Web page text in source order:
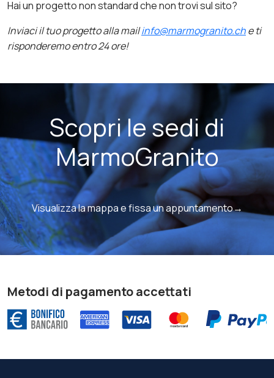
Hai un progetto non standard che non trovi sul sito?
Inviaci il tuo progetto alla mailinfo@marmogranito.che ti
risponderemo entro 24 ore!
Scopri le sedi di
MarmoGranito
Visualizza la mappa e fissa un appuntamento→
Metodi di pagamento accettati